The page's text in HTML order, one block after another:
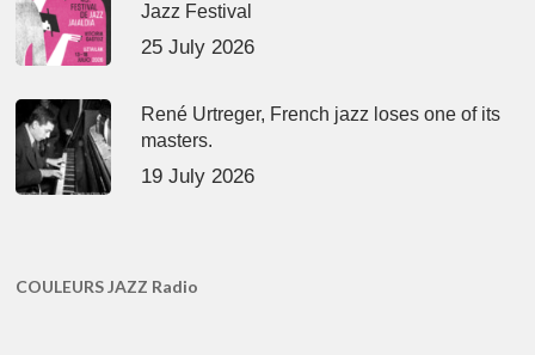
Jazz Festival
25 July 2026
René Urtreger, French jazz loses one of its
masters.
19 July 2026
COULEURS JAZZ Radio